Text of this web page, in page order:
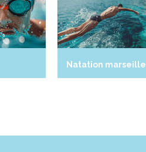
Natation marseille